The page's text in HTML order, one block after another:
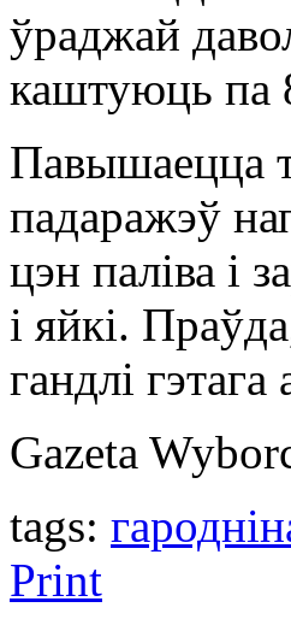
ўраджай
каштуюць па
Павышаецца
падаражэў
цэн паліва і
і яйкі.
гандлі
Gazeta
tags:
Print